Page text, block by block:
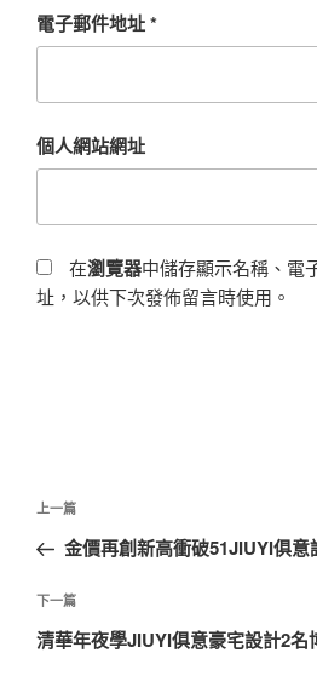
電子郵件地址*
個人網站網址
在瀏覽器中儲存顯示名稱、電
址，以供下次發佈留言時使用。
文
導
覽
上
一
文
章
上一篇
金價再創新高衝破51JIUYI俱意
下
一
下一篇
清華年夜學JIUYI俱意豪宅設計2名